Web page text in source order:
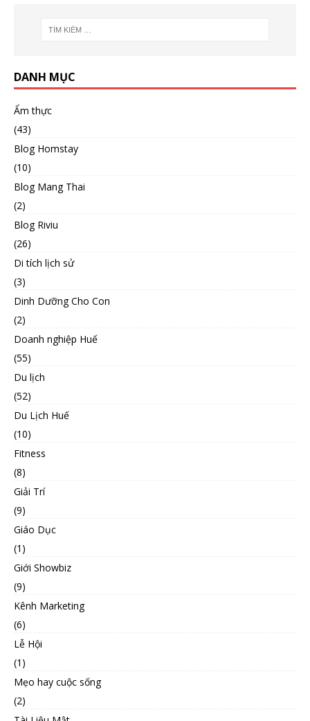
DANH MỤC
Ẩm thực
(43)
Blog Homstay
(10)
Blog Mang Thai
(2)
Blog Riviu
(26)
Di tích lịch sử
(3)
Dinh Dưỡng Cho Con
(2)
Doanh nghiệp Huế
(55)
Du lịch
(52)
Du Lịch Huế
(10)
Fitness
(8)
Giải Trí
(9)
Giáo Dục
(1)
Giới Showbiz
(9)
Kênh Marketing
(6)
Lễ Hội
(1)
Mẹo hay cuộc sống
(2)